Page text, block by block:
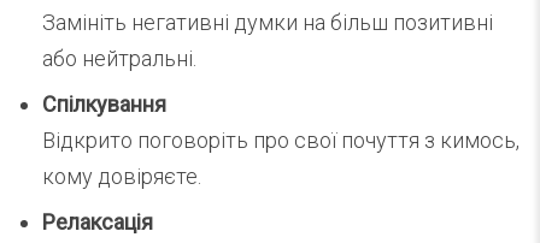
Замініть негативні думки на більш позитивні
або нейтральні.
Спілкування
Відкрито поговоріть про свої почуття з кимось,
кому довіряєте.
Релаксація